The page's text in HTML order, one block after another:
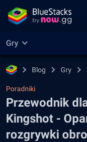
Gry
Blog Gry
Poradniki
Przewodnik
Kingshot -
rozgrywki